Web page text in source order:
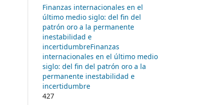
Finanzas internacionales en el
último medio siglo: del fin del
patrón oro a la permanente
inestabilidad e
incertidumbreFinanzas
internacionales en el último medio
siglo: del fin del patrón oro a la
permanente inestabilidad e
incertidumbre
427